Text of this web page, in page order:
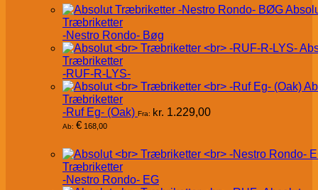
Træbriketter
-Nestro Rondo- Bøg
Træbriketter
-RUF-R-LYS-
Træbriketter
-Ruf Eg- (Oak) Fra: kr. 1.229,00
Ab: € 168,00
Træbriketter
-Nestro Rondo- EG